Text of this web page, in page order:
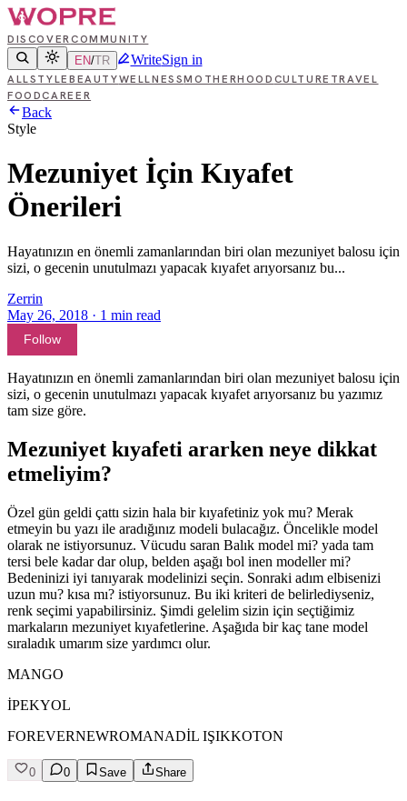
DISCOVERCOMMUNITY
EN/TR WriteSign in
ALLSTYLE BEAUTYWELLNESSMOTHERHOOD CULTURE TRAVEL
FOODCAREER
Back
Style
Mezuniyet İçin Kıyafet
Önerileri
Hayatınızın en önemli zamanlarından biri olan mezuniyet balosu için
sizi, o gecenin unutulmazı yapacak kıyafet arıyorsanız bu...
Zerrin
May 26, 2018 · 1 min read
Follow
Hayatınızın en önemli zamanlarından biri olan mezuniyet balosu için
sizi, o gecenin unutulmazı yapacak kıyafet arıyorsanız bu yazımız
tam size göre.
Mezuniyet kıyafeti ararken neye dikkat
etmeliyim?
Özel gün geldi çattı sizin hala bir kıyafetiniz yok mu? Merak
etmeyin bu yazı ile aradığınız modeli bulacağız. Öncelikle model
olarak ne istiyorsunuz. Vücudu saran Balık model mi? yada tam
tersi bele kadar dar olup, belden aşağı bol inen modeller mi?
Bedeninizi iyi tanıyarak modelinizi seçin. Sonraki adım elbisenizi
uzun mu? kısa mı? istiyorsunuz. Bu iki kriteri de belirlediyseniz,
renk seçimi yapabilirsiniz. Şimdi gelelim sizin için seçtiğimiz
markaların mezuniyet kıyafetlerine. Aşağıda bir kaç tane model
sıraladık umarım size yardımcı olur.
MANGO
İPEKYOL
FOREVERNEWROMANADİL IŞIKKOTON
0 0 Save Share